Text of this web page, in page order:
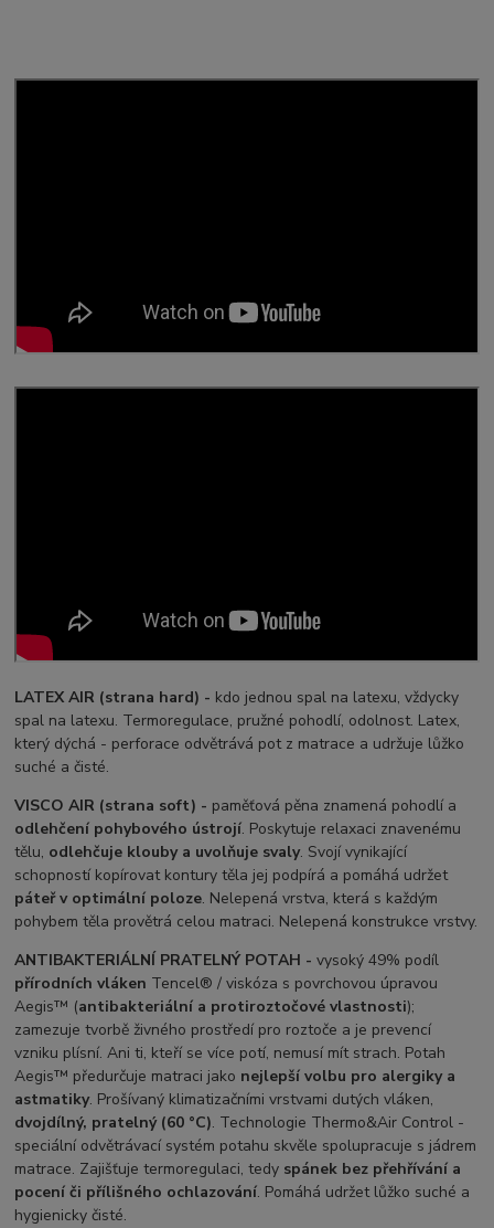
LATEX AIR (strana hard) - kdo jednou spal na latexu, vždycky
spal na latexu. Termoregulace, pružné pohodlí, odolnost. Latex,
který dýchá - perforace odvětrává pot z matrace a udržuje lůžko
suché a čisté.
VISCO AIR (strana soft) - paměťová pěna znamená pohodlí a
odlehčení pohybového ústrojí. Poskytuje relaxaci znavenému
tělu, odlehčuje klouby a uvolňuje svaly. Svojí vynikající
schopností kopírovat kontury těla jej podpírá a pomáhá udržet
páteř v optimální poloze. Nelepená vrstva, která s každým
pohybem těla provětrá celou matraci. Nelepená konstrukce vrstvy.
ANTIBAKTERIÁLNÍ PRATELNÝ POTAH - vysoký 49% podíl
přírodních vláken Tencel® / viskóza s povrchovou úpravou
Aegis™ (antibakteriální a protiroztočové vlastnosti);
zamezuje tvorbě živného prostředí pro roztoče a je prevencí
vzniku plísní. Ani ti, kteří se více potí, nemusí mít strach. Potah
Aegis™ předurčuje matraci jako nejlepší volbu pro alergiky a
astmatiky. Prošívaný klimatizačními vrstvami dutých vláken,
dvojdílný, pratelný (60 °C). Technologie Thermo&Air Control -
speciální odvětrávací systém potahu skvěle spolupracuje s jádrem
matrace. Zajišťuje termoregulaci, tedy spánek bez přehřívání a
pocení či přílišného ochlazování. Pomáhá udržet lůžko suché a
hygienicky čisté.